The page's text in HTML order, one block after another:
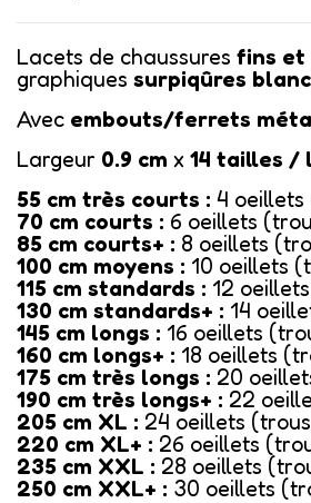
Lacets de chaussures fins et
graphiques surpiqûres
Avec embouts/ferrets
Largeur 0.9 cm x 14 tailles /
55 cm très courts : 4
70 cm courts : 6 oeillets
85 cm courts+ : 8 oeillets
100 cm moyens : 10 oeillets
115 cm standards : 12
130 cm standards+ : 14
145 cm longs : 16 oeillets
160 cm longs+ : 18 oeillets
175 cm très longs : 20
190 cm très longs+ : 22
205 cm XL : 24 oeillets
220 cm XL+ : 26 oeillets
235 cm XXL : 28 oeillets
250 cm XXL+ : 30 oeillets